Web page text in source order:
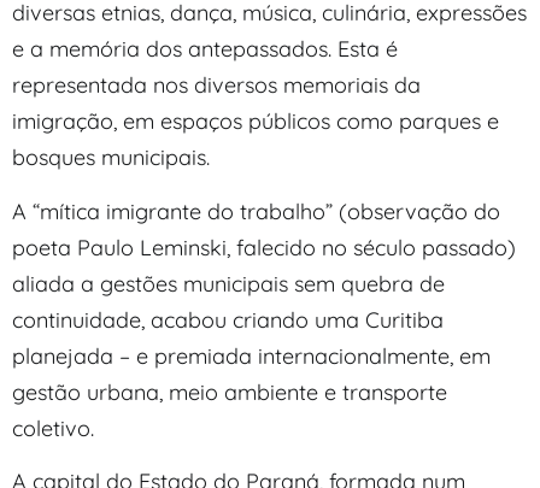
diversas etnias, dança, música, culinária, expressões
e a memória dos antepassados. Esta é
representada nos diversos memoriais da
imigração, em espaços públicos como parques e
bosques municipais.
A “mítica imigrante do trabalho” (observação do
poeta Paulo Leminski, falecido no século passado)
aliada a gestões municipais sem quebra de
continuidade, acabou criando uma Curitiba
planejada – e premiada internacionalmente, em
gestão urbana, meio ambiente e transporte
coletivo.
A capital do Estado do Paraná, formada num